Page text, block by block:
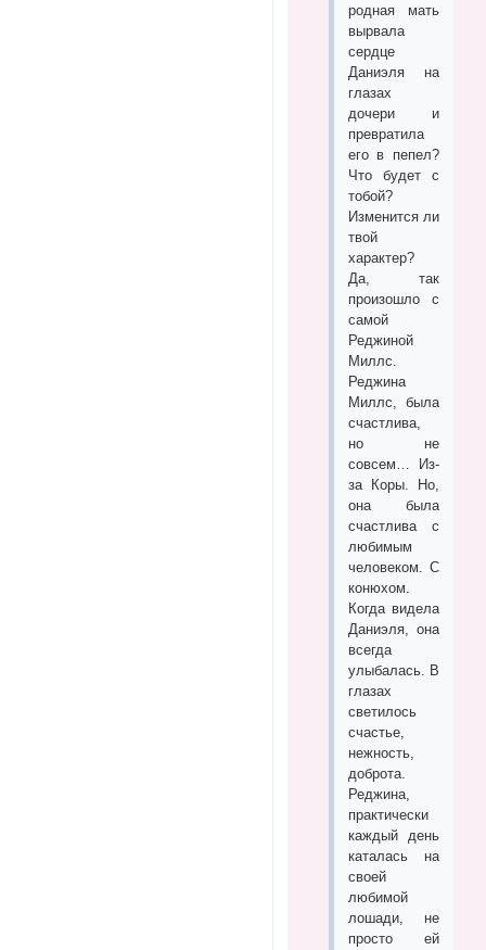
родная мать
вырвала
сердце
Даниэля на
глазах
дочери и
превратила
его в пепел?
Что будет с
тобой?
Изменится ли
твой
характер?
Да, так
произошло с
самой
Реджиной
Миллс.
Реджина
Миллс, была
счастлива,
но не
совсем… Из-
за Коры. Но,
она была
счастлива с
любимым
человеком. С
конюхом.
Когда видела
Даниэля, она
всегда
улыбалась. В
глазах
светилось
счастье,
нежность,
доброта.
Реджина,
практически
каждый день
каталась на
своей
любимой
лошади, не
просто ей